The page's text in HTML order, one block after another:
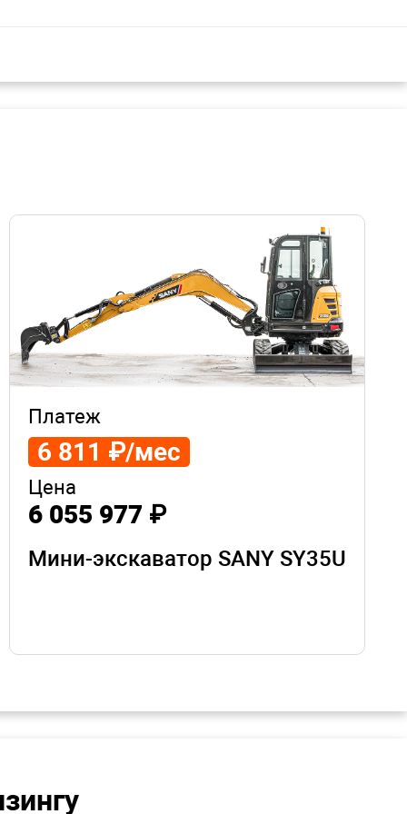
Платеж
6 811 ₽/мес
Цена
6 055 977 ₽
Мини-экскаватор SANY SY35U